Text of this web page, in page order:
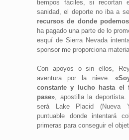
tiempos fáciles, si recortan
sanidad, el deporte no iba a
recursos de donde podemos
ha pagado una parte de lo
esquí de Sierra Nevada
sponsor me proporciona
Con apoyos o sin ellos,
aventura por la nieve.
constante y lucho hasta el
pase», apostilla la deportista.
será Lake Placid (Nueva
puntuable donde intentará
primeras para conseguir el